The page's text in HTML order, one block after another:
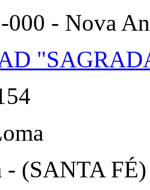
000 - Nova
- (SANTA